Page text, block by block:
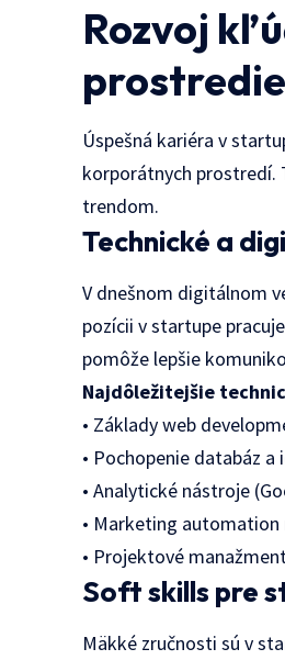
Rozvoj
prostredie
Úspešná kariéra v
korporátnych prostredí.
trendom.
Technické a
V dnešnom digitálnom
pozícii v startupe
pomôže lepšie
Najdôležitejšie
• Základy web
• Pochopenie databáz a
• Analytické nástroje
• Marketing
• Projektové
Soft skills pre
Mäkké zručnosti sú v